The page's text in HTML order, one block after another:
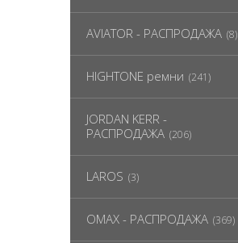
AVIATOR - РАСПРОДАЖА (8)
HIGHTONE ремни (241)
JORDAN KERR -
РАСПРОДАЖА (206)
LAROS (3)
OMAX - РАСПРОДАЖА (369)